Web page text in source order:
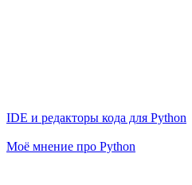
IDE и редакторы кода для Python
Моё мнение про Python